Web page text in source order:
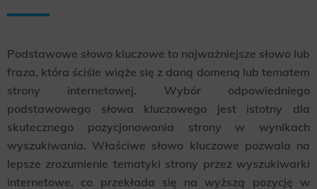
Podstawowe słowo kluczowe to najważniejsze słowo lub
fraza, która ściśle wiąże się z daną domeną lub tematem
strony internetowej. Wybór odpowiedniego
podstawowego słowa kluczowego jest istotny dla
skutecznego pozycjonowania strony w wynikach
wyszukiwania. Właściwe słowo kluczowe pozwala na
lepsze zrozumienie tematyki strony przez wyszukiwarki
internetowe, co przekłada się na wyższą pozycję w